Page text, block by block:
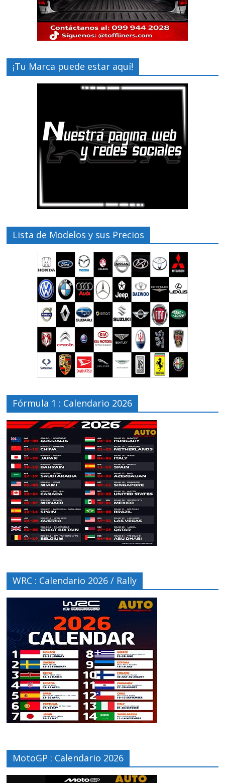
¡Tu Marca puede estar aquí!
Lista de Modelos y sus Precios
Fórmula 1 : Calendario 2026
WRC : Calendario 2026 / Rally
MotoGP : Calendario 2026